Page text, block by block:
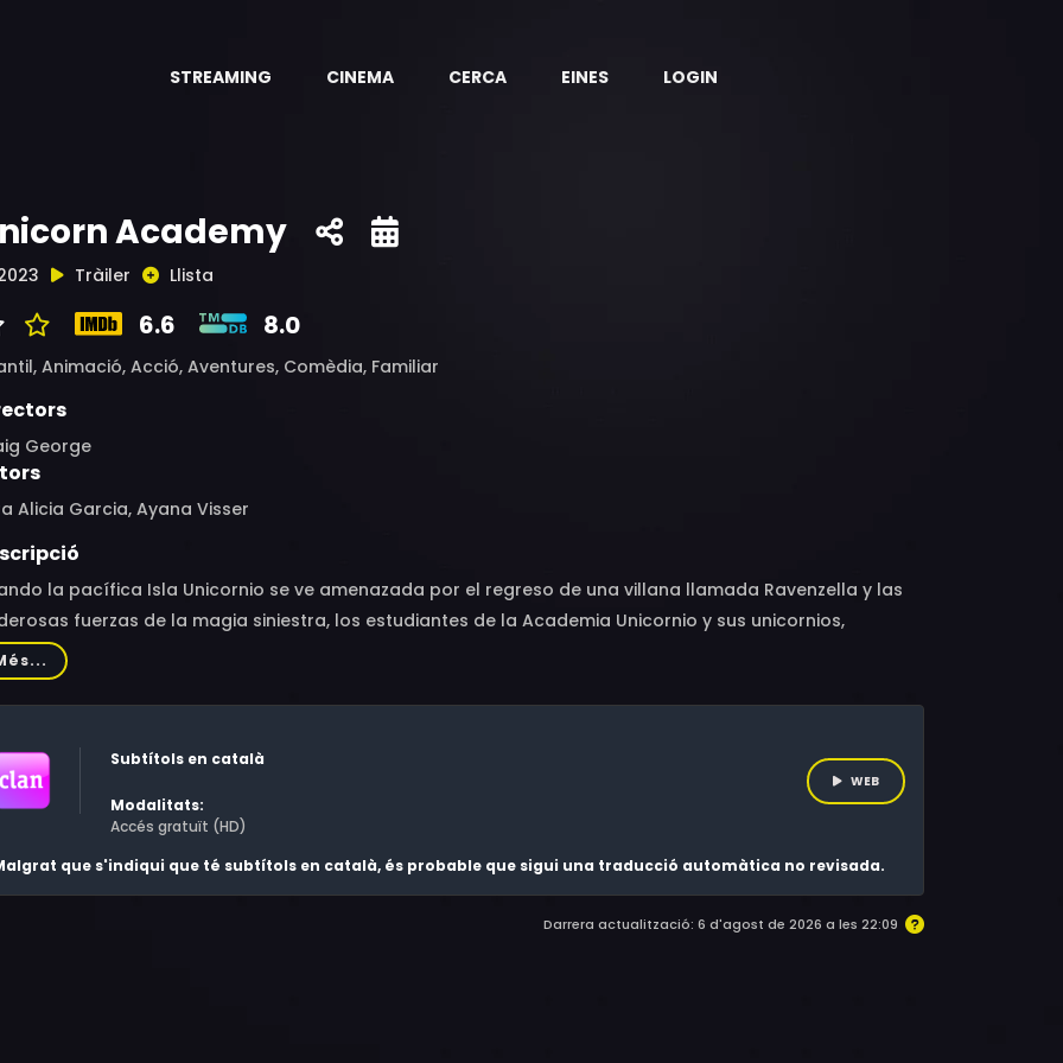
STREAMING CINEMA CERCA EINES LOGIN
Academy
Tràiler Llista
6.6 8.0
Animació, Acció, Aventures, Comèdia, Familiar
George
Alicia Garcia, Ayana Visser
la pacífica Isla Unicornio se ve amenazada por el regreso de una villana llamada Ravenzella y las
fuerzas de la magia siniestra, los estudiantes de la Academia Unicornio y sus unicornios,
por Sophia y su unicornio, Wildstar, se alzan para protegerla.
Subtítols en català
Modalitats:
Accés gratuït (HD)
WEB
que s'indiqui que té subtítols en català, és probable que sigui una traducció automàtica no revisada.
Darrera actualització: 6 d'agost de 2026 a les 22:09